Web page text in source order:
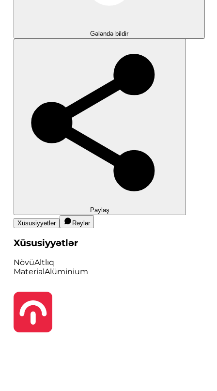
Gələndə bildir
Paylaş
Xüsusiyyətlər
Rəylər
Xüsusiyyətlər
NövüAltlıq
MaterialAlüminium